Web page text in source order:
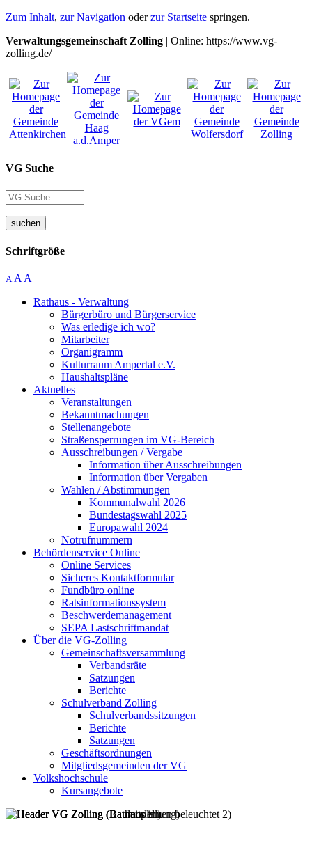
Zum Inhalt, zur Navigation oderzur Startseite springen.
Verwaltungsgemeinschaft Zolling | Online: https://www.vg-
zolling.de/
VG Suche
suchen
Schriftgröße
A A A
Rathaus - Verwaltung
Bürgerbüro und Bürgerservice
Was erledige ich wo?
Mitarbeiter
Organigramm
Kulturraum Ampertal e.V.
Haushaltspläne
Aktuelles
Veranstaltungen
Bekanntmachungen
Stellenangebote
Straßensperrungen im VG-Bereich
Ausschreibungen / Vergabe
Information über Ausschreibungen
Information über Vergaben
Wahlen / Abstimmungen
Kommunalwahl 2026
Bundestagswahl 2025
Europawahl 2024
Notrufnummern
Behördenservice Online
Online Services
Sicheres Kontaktformular
Fundbüro online
Ratsinformationssystem
Beschwerdemanagement
SEPA Lastschriftmandat
Über die VG-Zolling
Gemeinschaftsversammlung
Verbandsräte
Satzungen
Berichte
Schulverband Zolling
Schulverbandssitzungen
Berichte
Satzungen
Geschäftsordnungen
Mitgliedsgemeinden der VG
Volkshochschule
Kursangebote